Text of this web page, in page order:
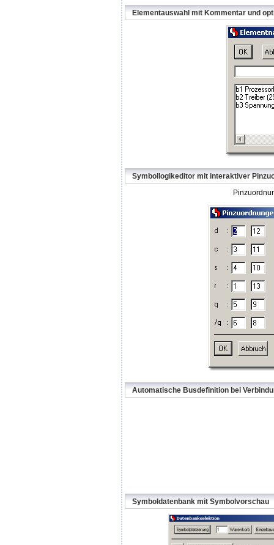
Elementauswahl mit Kommentar und
Symbollogikeditor mit interaktiver
Automatische Busdefinition bei
Symboldatenbank mit Symbolvorschau